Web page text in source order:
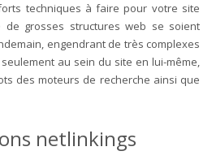
techniques à faire pour votre site
grosses structures web se soient
engendrant de très complexes
au sein du site en lui-même,
des moteurs de recherche ainsi que
netlinkings